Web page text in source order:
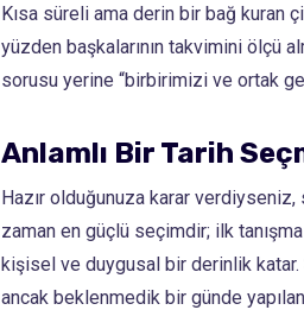
Kısa süreli ama derin bir bağ kuran
yüzden başkalarının takvimini ölçü
sorusu yerine “birbirimizi ve ortak
Anlamlı Bir Tarih
Hazır olduğunuza karar
zaman en güçlü seçimdir; ilk
kişisel ve duygusal bir derinlik
ancak beklenmedik bir günde